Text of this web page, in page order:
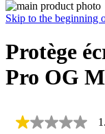
Skip to the beginning
Protège
Pro OG
1.0